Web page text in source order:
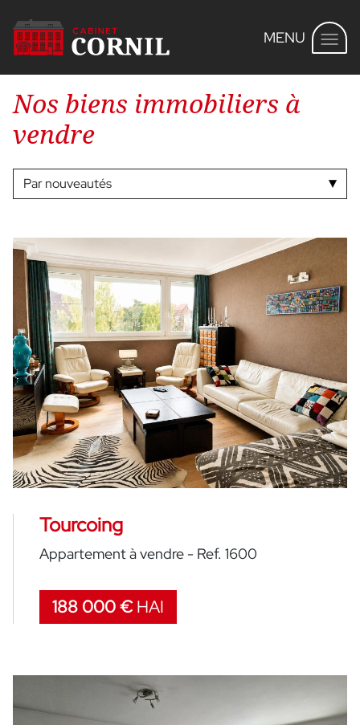
MENU
Que recherchez-vous ?
Une vente
De 0 à 1 000 000 €
Créer une alerte mail
Voir les biens
Nos biens immobiliers à
vendre
Par nouveautés
Tourcoing
Appartement à vendre - Ref. 1600
188 000 €HAI